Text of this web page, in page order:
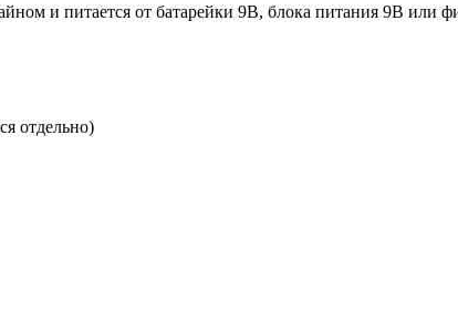
и питается от батарейки 9В, блока питания 9В или
отдельно)